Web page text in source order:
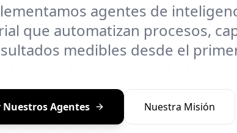
agentes de
que automatizan procesos,
medibles desde el
Nuestros Agentes Nuestra Misión